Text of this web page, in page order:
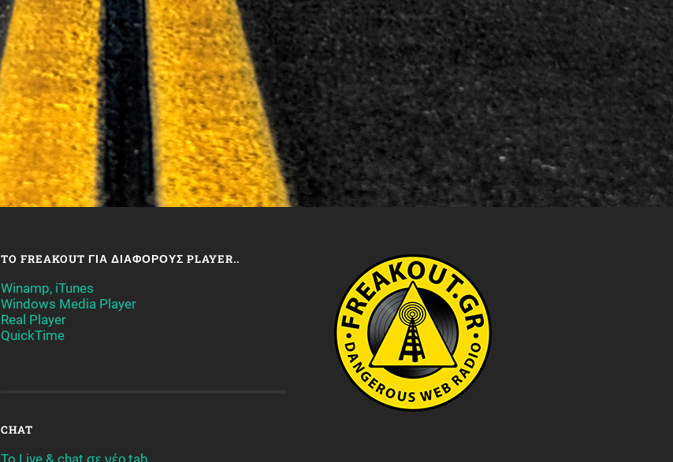
TO FREAKOUT ΓΙΑ ΔΙΆΦΟΡΟΥΣ PLAYER..
Winamp, iTunes
Windows Media Player
Real Player
QuickTime
CHAT